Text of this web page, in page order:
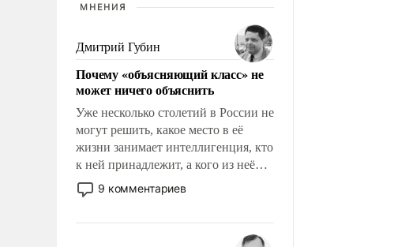
МНЕНИЯ
Дмитрий Губин
Почему «объясняющий класс» не
может ничего объяснить
Уже несколько столетий в России не
могут решить, какое место в её
жизни занимает интеллигенция, кто
к ней принадлежит, а кого из неё
исключили с правом
восстановления и без оного. И чем
9 комментариев